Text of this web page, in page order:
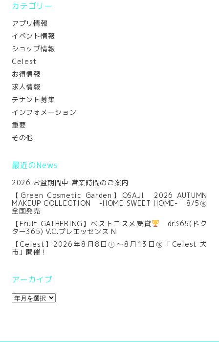
カテゴリー
アプリ情報
イベント情報
ショップ情報
Celest
お得情報
求人情報
テナント募集
インフォメーション
重要
その他
最近のNews
2026 お盆期間中 営業時間のご案内
【Green Cosmetic Garden】OSAJI 2026 AUTUMN
MAKEUP COLLECTION -HOME SWEET HOME- 8/5㊌
全国発売
【Fruit GATHERING】ベストコスメ受賞
dr365(ドク
ター365) V.C.プレエッセンス N
【Celest】2026年8月8日㊏～8月13日㊍「Celest 大
市」開催！
アーカイブ